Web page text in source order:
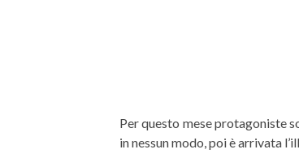
Per questo mese protagoniste
in nessun modo, poi è arrivata